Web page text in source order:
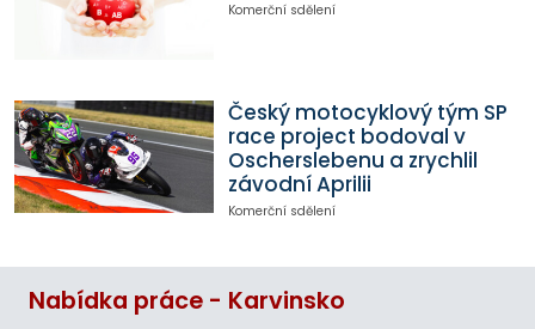
Komerční sdělení
Český motocyklový tým SP
race project bodoval v
Oscherslebenu a zrychlil
závodní Aprilii
Komerční sdělení
Nabídka práce - Karvinsko